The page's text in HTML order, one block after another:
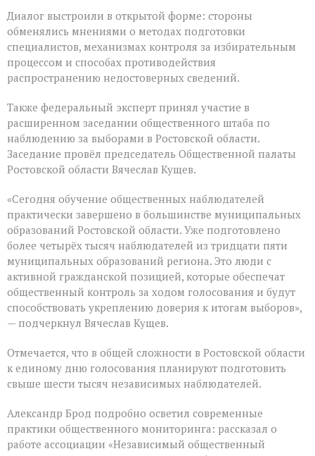
Диалог выстроили в открытой форме: стороны
обменялись мнениями о методах подготовки
специалистов, механизмах контроля за избирательным
процессом и способах противодействия
распространению недостоверных сведений.
Также федеральный эксперт принял участие в
расширенном заседании общественного штаба по
наблюдению за выборами в Ростовской области.
Заседание провёл председатель Общественной палаты
Ростовской области Вячеслав Кущев.
«Сегодня обучение общественных наблюдателей
практически завершено в большинстве муниципальных
образований Ростовской области. Уже подготовлено
более четырёх тысяч наблюдателей из тридцати пяти
муниципальных образований региона. Это люди с
активной гражданской позицией, которые обеспечат
общественный контроль за ходом голосования и будут
способствовать укреплению доверия к итогам выборов»,
— подчеркнул Вячеслав Кущев.
Отмечается, что в общей сложности в Ростовской области
к единому дню голосования планируют подготовить
свыше шести тысяч независимых наблюдателей.
Александр Брод подробно осветил современные
практики общественного мониторинга: рассказал о
работе ассоциации «Независимый общественный